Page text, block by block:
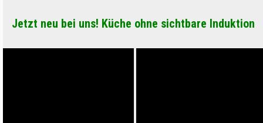
Jetzt neu bei uns! Küche ohne sichtbare Induktion